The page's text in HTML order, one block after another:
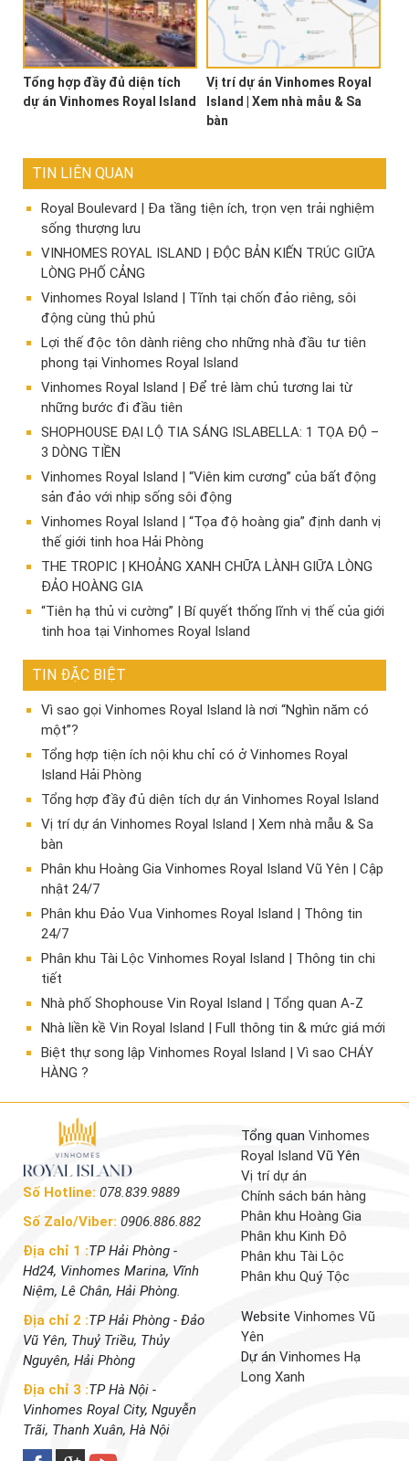
Tổng hợp đầy đủ diện tích
dự án Vinhomes Royal Island
Vị trí dự án Vinhomes Royal
Island | Xem nhà mẫu & Sa
bàn
TIN LIÊN QUAN
Royal Boulevard | Đa tầng tiện ích, trọn vẹn trải nghiệm
sống thượng lưu
VINHOMES ROYAL ISLAND | ĐỘC BẢN KIẾN TRÚC GIỮA
LÒNG PHỐ CẢNG
Vinhomes Royal Island | Tĩnh tại chốn đảo riêng, sôi
động cùng thủ phủ
Lợi thế độc tôn dành riêng cho những nhà đầu tư tiên
phong tại Vinhomes Royal Island
Vinhomes Royal Island | Để trẻ làm chủ tương lai từ
những bước đi đầu tiên
SHOPHOUSE ĐẠI LỘ TIA SÁNG ISLABELLA: 1 TỌA ĐỘ –
3 DÒNG TIỀN
Vinhomes Royal Island | “Viên kim cương” của bất động
sản đảo với nhịp sống sôi động
Vinhomes Royal Island | “Tọa độ hoàng gia” định danh vị
thế giới tinh hoa Hải Phòng
THE TROPIC | KHOẢNG XANH CHỮA LÀNH GIỮA LÒNG
ĐẢO HOÀNG GIA
“Tiên hạ thủ vi cường” | Bí quyết thống lĩnh vị thế của giới
tinh hoa tại Vinhomes Royal Island
TIN ĐẶC BIỆT
Vì sao gọi Vinhomes Royal Island là nơi “Nghìn năm có
một”?
Tổng hợp tiện ích nội khu chỉ có ở Vinhomes Royal
Island Hải Phòng
Tổng hợp đầy đủ diện tích dự án Vinhomes Royal Island
Vị trí dự án Vinhomes Royal Island | Xem nhà mẫu & Sa
bàn
Phân khu Hoàng Gia Vinhomes Royal Island Vũ Yên | Cập
nhật 24/7
Phân khu Đảo Vua Vinhomes Royal Island | Thông tin
24/7
Phân khu Tài Lộc Vinhomes Royal Island | Thông tin chi
tiết
Nhà phố Shophouse Vin Royal Island | Tổng quan A-Z
Nhà liền kề Vin Royal Island | Full thông tin & mức giá mới
​Biệt thự song lập Vinhomes Royal Island | Vì sao CHÁY
HÀNG ?
Số Hotline: 078.839.9889
Số Zalo/Viber: 0906.886.882
Địa chỉ 1 :TP Hải Phòng -
Hd24, Vinhomes Marina, Vĩnh
Niệm, Lê Chân, Hải Phòng.
Địa chỉ 2 :TP Hải Phòng - Đảo
Vũ Yên, Thuỷ Triều, Thủy
Nguyên, Hải Phòng
Địa chỉ 3 :TP Hà Nội -
Vinhomes Royal City, Nguyễn
Trãi, Thanh Xuân, Hà Nội
Tổng quan Vinhomes
Royal Island Vũ Yên
Vị trí dự án
Chính sách bán hàng
Phân khu Hoàng Gia
Phân khu Kinh Đô
Phân khu Tài Lộc
Phân khu Quý Tộc
Website Vinhomes Vũ
Yên
Dự án Vinhomes Hạ
Long Xanh